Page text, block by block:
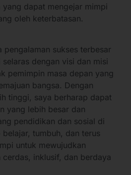
yang dapat mengejar mimpi
oleh keterbatasan.
pengalaman sukses terbesar
dengan visi dan misi
pemimpin masa depan yang
bangsa. Dengan
tinggi, saya berharap dapat
yang lebih besar dan
pendidikan dan sosial di
belajar, tumbuh, dan terus
untuk mewujudkan
cerdas, inklusif, dan berdaya